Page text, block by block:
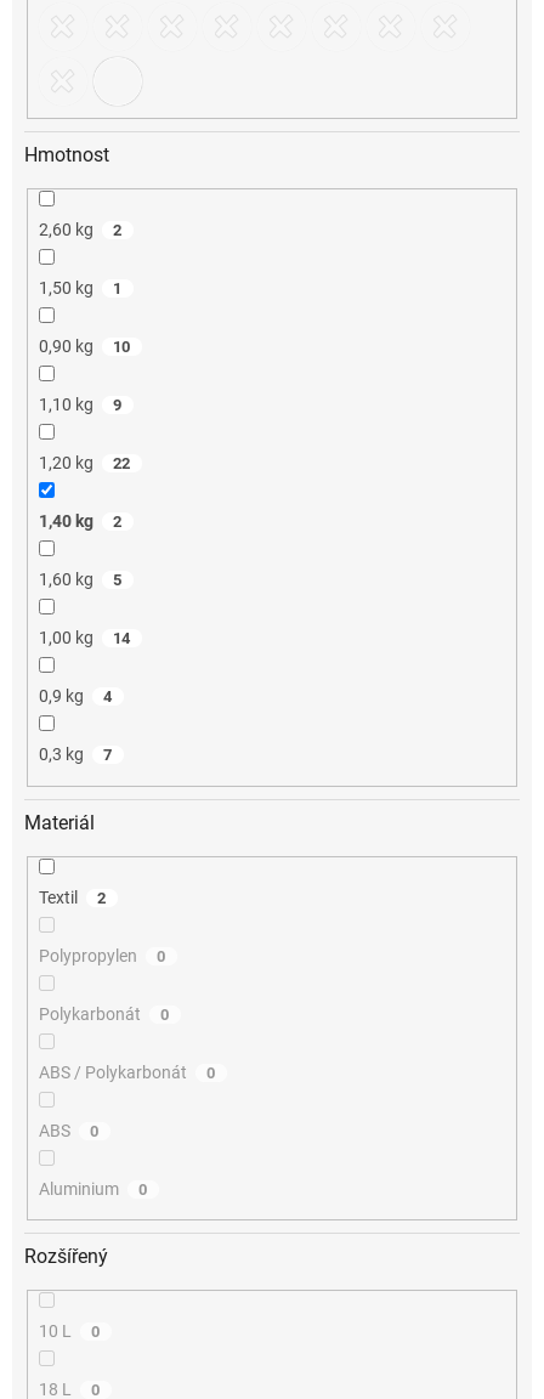
Hmotnost
2,60 kg 2
1,50 kg 1
0,90 kg 10
1,10 kg 9
1,20 kg 22
1,40 kg 2
1,60 kg 5
1,00 kg 14
0,9 kg 4
0,3 kg 7
Materiál
Textil 2
Polypropylen 0
Polykarbonát 0
ABS / Polykarbonát 0
ABS 0
Aluminium 0
Rozšířený
10 L 0
18 L 0